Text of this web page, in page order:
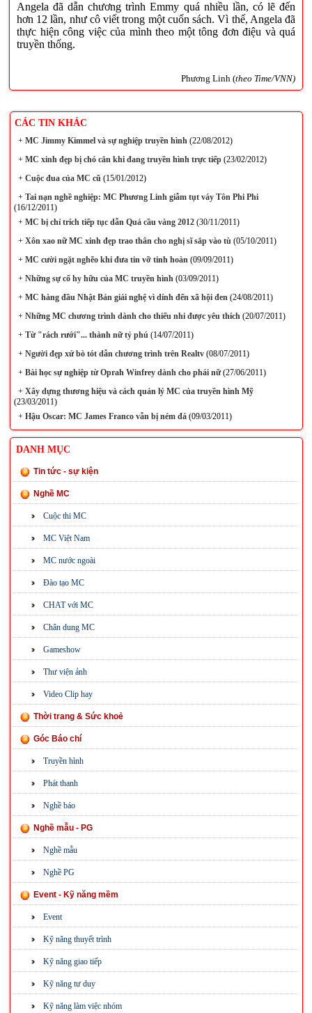
Angela đã dẫn chương trình Emmy quá nhiều lần, có lẽ đến
hơn 12 lần, như cô viết trong một cuốn sách. Vì thế, Angela đã
thực hiện công việc của mình theo một tông đơn điệu và quá
truyền thống.
Phương Linh (theo Time/VNN)
CÁC TIN KHÁC
+MC Jimmy Kimmel và sự nghiệp truyền hình(22/08/2012)
+MC xinh đẹp bị chó cắn khi đang truyền hình trực tiếp(23/02/2012)
+Cuộc đua của MC cũ(15/01/2012)
+Tai nạn nghề nghiệp: MC Phương Linh giẫm tụt váy Tôn Phi Phi
(16/12/2011)
+MC bị chỉ trích tiếp tục dẫn Quả cầu vàng 2012(30/11/2011)
+Xôn xao nữ MC xinh đẹp trao thân cho nghị sĩ sắp vào tù(05/10/2011)
+MC cười ngặt nghẽo khi đưa tin vỡ tinh hoàn(09/09/2011)
+Những sự cố hy hữu của MC truyền hình(03/09/2011)
+MC hàng đầu Nhật Bản giải nghệ vì dính đến xã hội đen(24/08/2011)
+Những MC chương trình dành cho thiếu nhi được yêu thích(20/07/2011)
+Từ "rách rưới"... thành nữ tỷ phú(14/07/2011)
+Người đẹp xứ bò tót dẫn chương trình trên Realtv(08/07/2011)
+Bài học sự nghiệp từ Oprah Winfrey dành cho phái nữ(27/06/2011)
+Xây dựng thương hiệu và cách quản lý MC của truyền hình Mỹ
(23/03/2011)
+Hậu Oscar: MC James Franco vẫn bị ném đá(09/03/2011)
DANH MỤC
Tin tức - sự kiện
Nghề MC
Cuộc thi MC
MC Việt Nam
MC nước ngoài
Đào tạo MC
CHAT với MC
Chân dung MC
Gameshow
Thư viện ảnh
Video Clip hay
Thời trang & Sức khoẻ
Góc Báo chí
Truyền hình
Phát thanh
Nghề báo
Nghề mẫu - PG
Nghề mẫu
Nghề PG
Event - Kỹ năng mềm
Event
Kỹ năng thuyết trình
Kỹ năng giao tiếp
Kỹ năng tư duy
Kỹ năng làm việc nhóm